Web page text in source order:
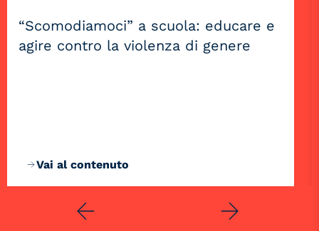
“Scomodiamoci” a scuola: educare e
agire contro la violenza di genere
Vai al contenuto